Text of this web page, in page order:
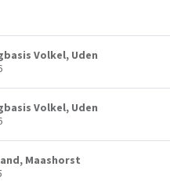
Volkel, Uden
Volkel, Uden
Maashorst